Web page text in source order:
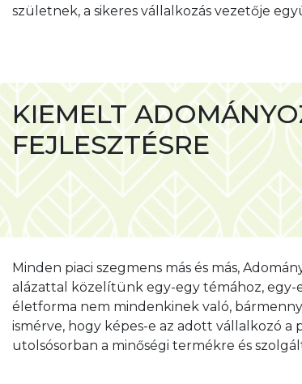
születnek, a sikeres vállalkozás vezetője
KIEMELT
FEJLESZTÉSRE
KIVÁLASZTOTT
ÖTLETEKBEN
Minden piaci szegmens más és más,
alázattal közelítünk egy-egy témához, egy-
életforma nem mindenkinek való,
ismérve, hogy képes-e az adott vállalkozó
utolsósorban a minőségi termékre és